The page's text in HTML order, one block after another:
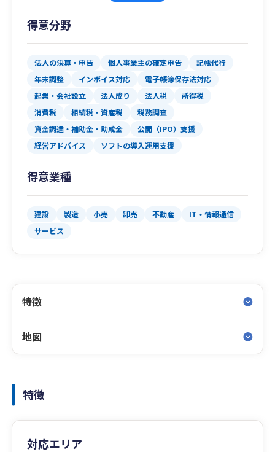
得意分野
法人の決算・申告 個人事業主の確定申告
記帳代行
年末調整
インボイス対応
電子帳簿保存法対応
起業・会社設立
法人成り 法人税
所得税
消費税
相続税・資産税
税務調査
資金調達・補助金・助成金
公開（IPO）支援
経営アドバイス
ソフトの導入運用支援
得意業種
建設 製造 小売 卸売 不動産
IT・情報通信
サービス
特徴
地図
特徴
対応エリア